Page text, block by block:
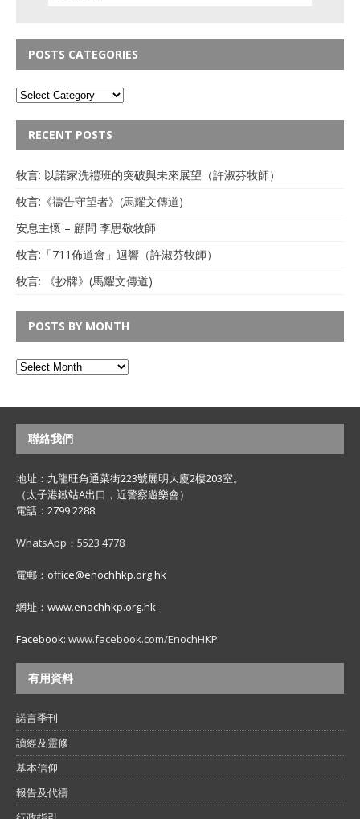
POSTS CATEGORIES
RECENT POSTS
牧言: 以諾家洗禮班的突破與未來展望（許淑芬牧師）
牧言:《禱告守望者》(馬耀文傳道)
安息主懷 – 顧問 李思敬牧師
牧言:「711佈道會」迴響（許淑芬牧師）
牧言: 《抄牌》(馬耀文傳道)
POSTS BY MONTH
聯絡我們
地址：九龍旺角通菜街223號麗明大廈2樓203室。
（太子港鐵站A出口，近警察遊樂會）
電話：2799 2288
WhatsApp：5523 4778
電郵：office@enochhkp.org.hk
網址：www.enochhkp.org.hk
Facebook: www.facebook.com/EnochHKP
有用資料
諾言季刊
讀經及靈修
基本信仰
報告及代禱